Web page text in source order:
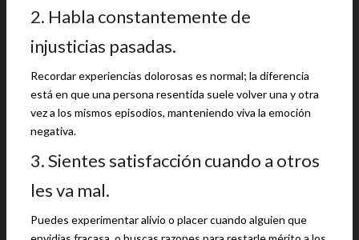
2. Habla constantemente de
injusticias pasadas.
Recordar experiencias dolorosas es normal; la diferencia
está en que una persona resentida suele volver una y otra
vez a los mismos episodios, manteniendo viva la emoción
negativa.
3. Sientes satisfacción cuando a otros
les va mal.
Puedes experimentar alivio o placer cuando alguien que